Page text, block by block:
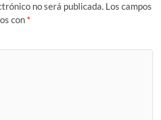
no será publicada. Los campos
con *